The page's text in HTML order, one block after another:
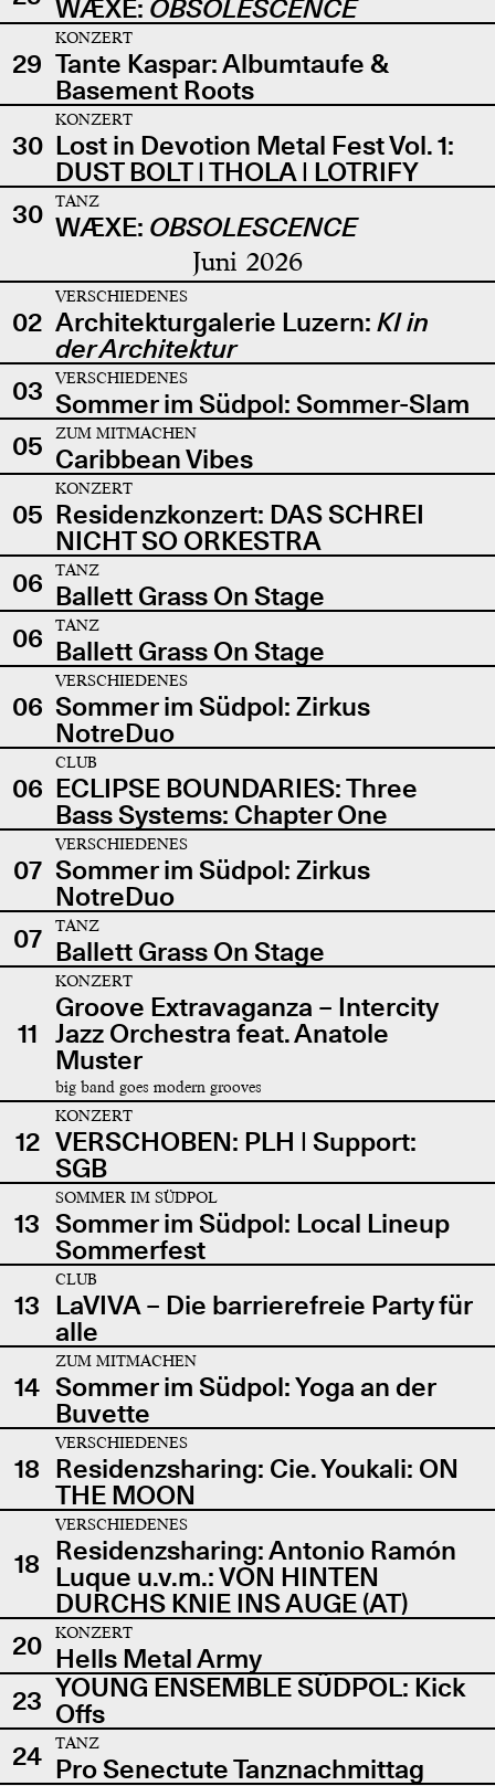
WÆXE: OBSOLESCENCE
29
KONZERT
Tante Kaspar: Albumtaufe &
Basement Roots
30
KONZERT
Lost in Devotion Metal Fest Vol. 1:
DUST BOLT | THOLA | LOTRIFY
30
TANZ
WÆXE: OBSOLESCENCE
Juni 2026
02
VERSCHIEDENES
Architekturgalerie Luzern: KI in
der Architektur
03
VERSCHIEDENES
Sommer im Südpol: Sommer-Slam
05
ZUM MITMACHEN
Caribbean Vibes
05
KONZERT
Residenzkonzert: DAS SCHREI
NICHT SO ORKESTRA
06
TANZ
Ballett Grass On Stage
06
TANZ
Ballett Grass On Stage
06
VERSCHIEDENES
Sommer im Südpol: Zirkus
NotreDuo
06
CLUB
ECLIPSE BOUNDARIES: Three
Bass Systems: Chapter One
07
VERSCHIEDENES
Sommer im Südpol: Zirkus
NotreDuo
07
TANZ
Ballett Grass On Stage
11
KONZERT
Groove Extravaganza – Intercity
Jazz Orchestra feat. Anatole
Muster
big band goes modern grooves
12
KONZERT
VERSCHOBEN: PLH | Support:
SGB
13
SOMMER IM SÜDPOL
Sommer im Südpol: Local Lineup
Sommerfest
13
CLUB
LaVIVA – Die barrierefreie Party für
alle
14
ZUM MITMACHEN
Sommer im Südpol: Yoga an der
Buvette
18
VERSCHIEDENES
Residenzsharing: Cie. Youkali: ON
THE MOON
18
VERSCHIEDENES
Residenzsharing: Antonio Ramón
Luque u.v.m.: VON HINTEN
DURCHS KNIE INS AUGE (AT)
20
KONZERT
Hells Metal Army
23 YOUNG ENSEMBLE SÜDPOL: Kick
Offs
24
TANZ
Pro Senectute Tanznachmittag